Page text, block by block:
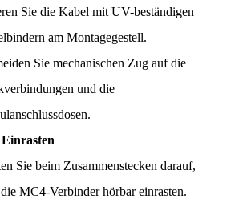
Sie die Kabel mit UV-beständigen
am Montagegestell.
Sie mechanischen Zug auf die
und die
Sie beim Zusammenstecken darauf,
die MC4-Verbinder hörbar einrasten.